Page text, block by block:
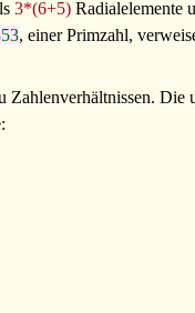
3*(6+5)Radialelemente
, einer Primzahl,
Zahlenverhältnissen. Die